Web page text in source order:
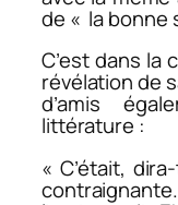
de « la bonne
C’est dans la
révélation de
d’amis
littérature :
« C’était,